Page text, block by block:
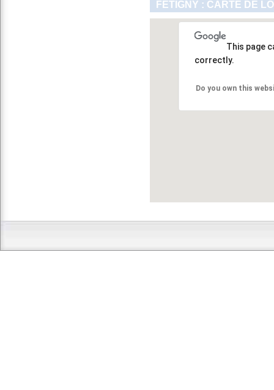
FETIGNY : CARTE DE
This page
correctly.
Do you own this